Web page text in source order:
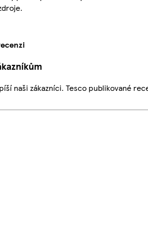
naši zákazníci. Tesco publikované